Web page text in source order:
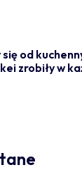
od
zrobiły w